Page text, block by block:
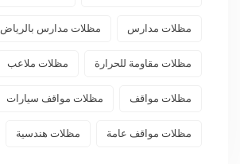
مظلات مدارس مظلات مدارس بالرياض
مظلات مقاومة للحرارة مظلات ملاعب
مظلات مواقف مظلات مواقف سيارات
مظلات مواقف عامة مظلات هندسية